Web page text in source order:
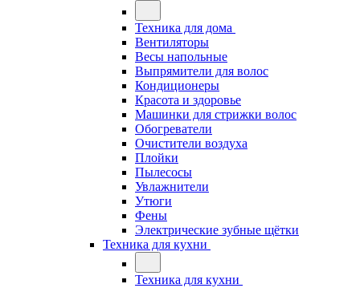
Техника для дома
Вентиляторы
Весы напольные
Выпрямители для волос
Кондиционеры
Красота и здоровье
Машинки для стрижки волос
Обогреватели
Очистители воздуха
Плойки
Пылесосы
Увлажнители
Утюги
Фены
Электрические зубные щётки
Техника для кухни
Техника для кухни